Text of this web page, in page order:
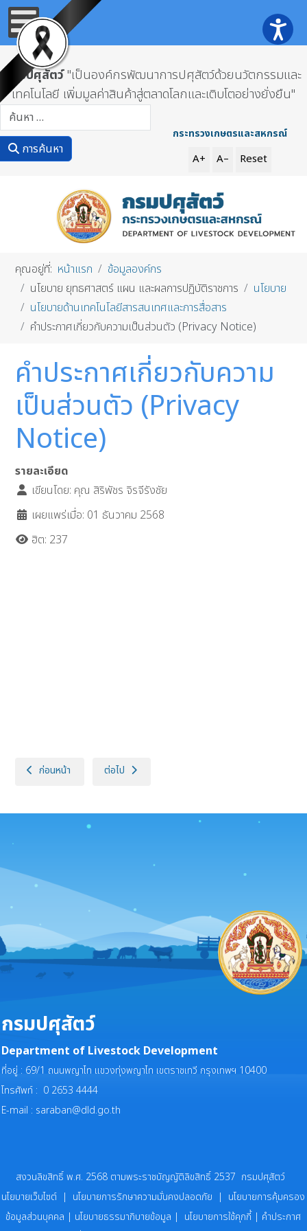
กรมปศุสัตว์"เป็นองค์กรพัฒนาการปศุสัตว์ด้วยนวัตกรรมและ
เทคโนโลยี เพิ่มมูลค่าสินค้าสู่ตลาดโลกและเติบโตอย่างยั่งยืน"
การค้นหา
กระทรวงเกษตรและสหกรณ์
A+ A– Reset
คุณอยู่ที่: หน้าแรก
ข้อมูลองค์กร
นโยบาย ยุทธศาสตร์ แผน และผลการปฏิบัติราชการ
นโยบาย
นโยบายด้านเทคโนโลยีสารสนเทศและการสื่อสาร
คำประกาศเกี่ยวกับความเป็นส่วนตัว (Privacy Notice)
คำประกาศเกี่ยวกับความ
เป็นส่วนตัว (Privacy
Notice)
รายละเอียด
เขียนโดย: คุณ สิริพัชร จิรจีรังชัย
เผยแพร่เมื่อ: 01 ธันวาคม 2568
ฮิต: 237
เนื้อหาก่อนหน้า: ประกาศกรมปศุสัตว์ เรื่อง นโยบายใช้เทคโนโลยี
ก่อนหน้า เนื้อหาถัดไป: แผนการดำเนินงานกรณีระบบสารสนเ
ต่อไป
กรมปศุสัตว์
Department of Livestock Development
ที่อยู่ : 69/1 ถนนพญาไท แขวงทุ่งพญาไท เขตราชเทวี กรุงเทพฯ 10400
โทรศัพท์ : 0 2653 4444
E-mail : saraban@dld.go.th
สงวนลิขสิทธิ์ พ.ศ. 2568 ตามพระราชบัญญัติลิขสิทธิ์ 2537 กรมปศุสัตว์
นโยบายเว็บไซต์ | นโยบายการรักษาความมั่นคงปลอดภัย | นโยบายการคุ้มครอง
ข้อมูลส่วนบุคคล | นโยบายธรรมาภิบายข้อมูล | นโยบายการใช้คุกกี้ | คำประกาศ